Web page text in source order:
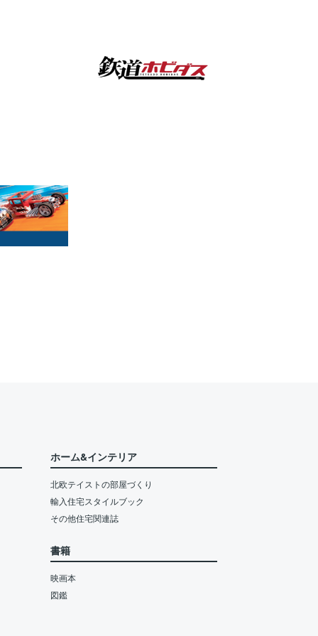
ホーム&インテリア
北欧テイストの部屋づくり
輸入住宅スタイルブック
その他住宅関連誌
書籍
映画本
図鑑